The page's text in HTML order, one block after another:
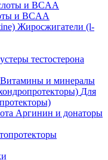
и BCAA
Жиросжигатели (l-
тестостерона
Витамины и минералы
Для
Аргинин и донаторы